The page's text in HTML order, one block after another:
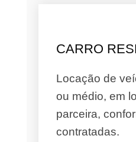
CARRO
Locação de
ou médio, em
parceira,
contratadas.